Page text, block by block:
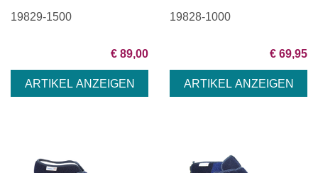
19829-1500
€ 89,00
19828-1000
€ 69,95